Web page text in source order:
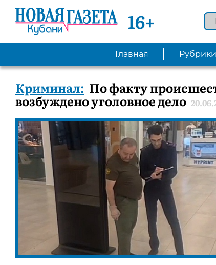
16+
Главная Рубрики
Криминал: По факту
возбуждено уголовное дело